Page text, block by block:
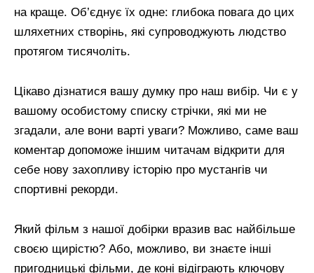
на краще. Об’єднує їх одне: глибока повага до цих
шляхетних створінь, які супроводжують людство
протягом тисячоліть.
Цікаво дізнатися вашу думку про наш вибір. Чи є у
вашому особистому списку стрічки, які ми не
згадали, але вони варті уваги? Можливо, саме ваш
коментар допоможе іншим читачам відкрити для
себе нову захопливу історію про мустангів чи
спортивні рекорди.
Який фільм з нашої добірки вразив вас найбільше
своєю щирістю? Або, можливо, ви знаєте інші
пригодницькі фільми, де коні відіграють ключову